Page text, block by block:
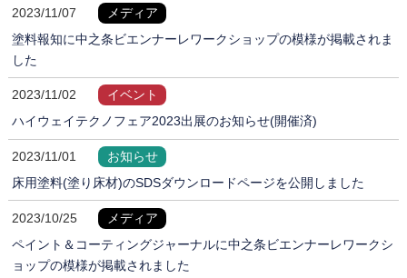
2023/11/07
メディア
塗料報知に中之条ビエンナーレワークショップの模様が掲載されま
した
2023/11/02
イベント
ハイウェイテクノフェア2023出展のお知らせ(開催済)
2023/11/01
お知らせ
床用塗料(塗り床材)のSDSダウンロードページを公開しました
2023/10/25
メディア
ペイント＆コーティングジャーナルに中之条ビエンナーレワークシ
ョップの模様が掲載されました